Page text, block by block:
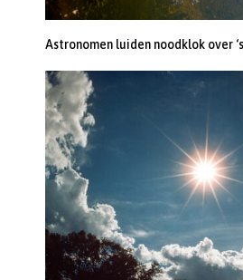
Astronomen luiden noodklok over